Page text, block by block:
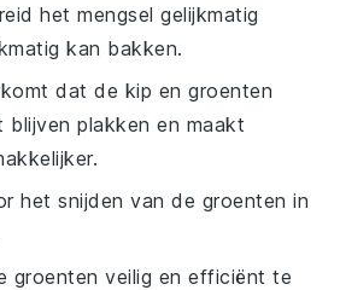
het mengsel gelijkmatig
kan bakken.
dat de kip en groenten
blijven plakken en maakt
het snijden van de groenten in
groenten veilig en efficiënt te